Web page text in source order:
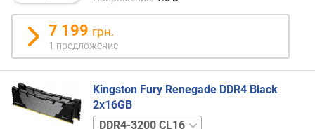
х
к
д
е
ш
е
в
ы
7 199 грн.
1 предложение
Kingston Fury Renegade DDR4 Black
2x16GB
DDR4-